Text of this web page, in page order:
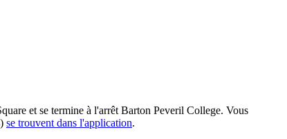
et se termine à l'arrêt Barton Peveril College. Vous
se trouvent dans l'application.